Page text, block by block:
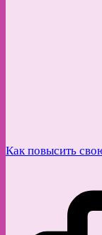
Как повысить